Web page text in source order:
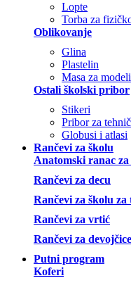
Lopte
Torba za
Oblikovanje
Glina
Plastelin
Masa za
Ostali školski pribor
Stikeri
Pribor za
Globusi i atlasi
Rančevi za školu
Anatomski ranac za
Rančevi za decu
Rančevi za školu za
Rančevi za vrtić
Rančevi za devojčice
Putni program
Koferi